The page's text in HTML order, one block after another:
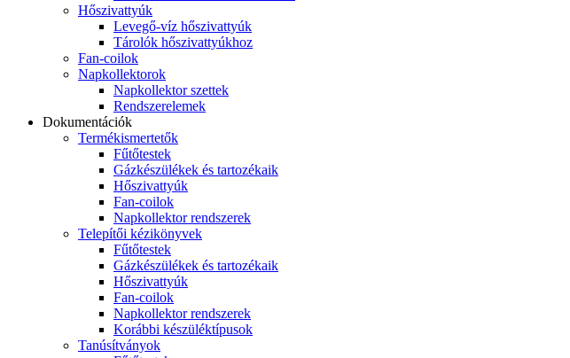
Hőszivattyúk
Levegő-víz hőszivattyúk
Tárolók hőszivattyúkhoz
Fan-coilok
Napkollektorok
Napkollektor szettek
Rendszerelemek
Dokumentációk
Termékismertetők
Fűtőtestek
Gázkészülékek és tartozékaik
Hőszivattyúk
Fan-coilok
Napkollektor rendszerek
Telepítői kézikönyvek
Fűtőtestek
Gázkészülékek és tartozékaik
Hőszivattyúk
Fan-coilok
Napkollektor rendszerek
Korábbi készüléktípusok
Tanúsítványok